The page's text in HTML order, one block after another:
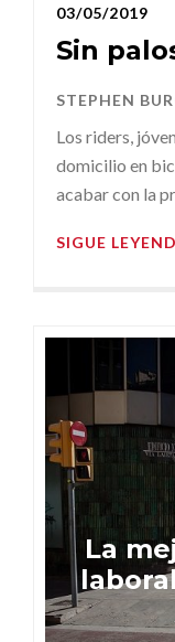
03/05/2019
Sin
STEPHEN
Los riders,
domicilio en
acabar con la
SIGUE
La